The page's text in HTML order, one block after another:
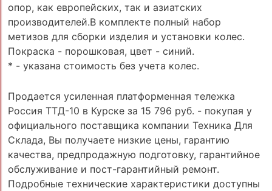
опор, как европейских, так и азиатских
производителей.В комплекте полный набор
метизов для сборки изделия и установки колес.
Покраска - порошковая, цвет - синий.
* - указана стоимость без учета колес.
Продается усиленная платформенная тележка
Россия ТТД-10 в Курске за 15 796 руб. - покупая у
официального поставщика компании Техника Для
Склада, Вы получаете низкие цены, гарантию
качества, предпродажную подготовку, гарантийное
обслуживание и пост-гарантийный ремонт.
Подробные технические характеристики доступны